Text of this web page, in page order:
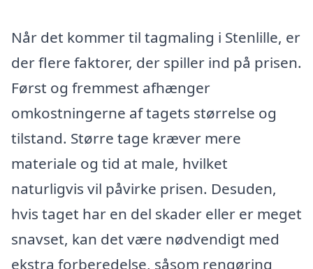
Når det kommer til tagmaling i Stenlille, er
der flere faktorer, der spiller ind på prisen.
Først og fremmest afhænger
omkostningerne af tagets størrelse og
tilstand. Større tage kræver mere
materiale og tid at male, hvilket
naturligvis vil påvirke prisen. Desuden,
hvis taget har en del skader eller er meget
snavset, kan det være nødvendigt med
ekstra forberedelse, såsom rengøring